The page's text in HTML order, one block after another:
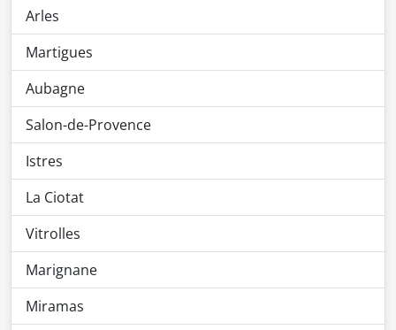
Arles
Martigues
Aubagne
Salon-de-Provence
Istres
La Ciotat
Vitrolles
Marignane
Miramas